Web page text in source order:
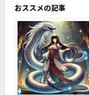
おススメの記事